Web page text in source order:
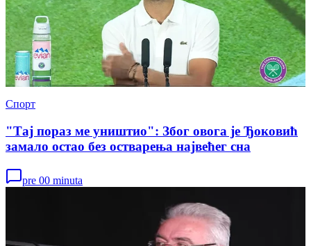
Спорт
"Тај пораз ме уништио": Због овога је Ђоковић
замало остао без остварења највећег сна
pre 00 minuta